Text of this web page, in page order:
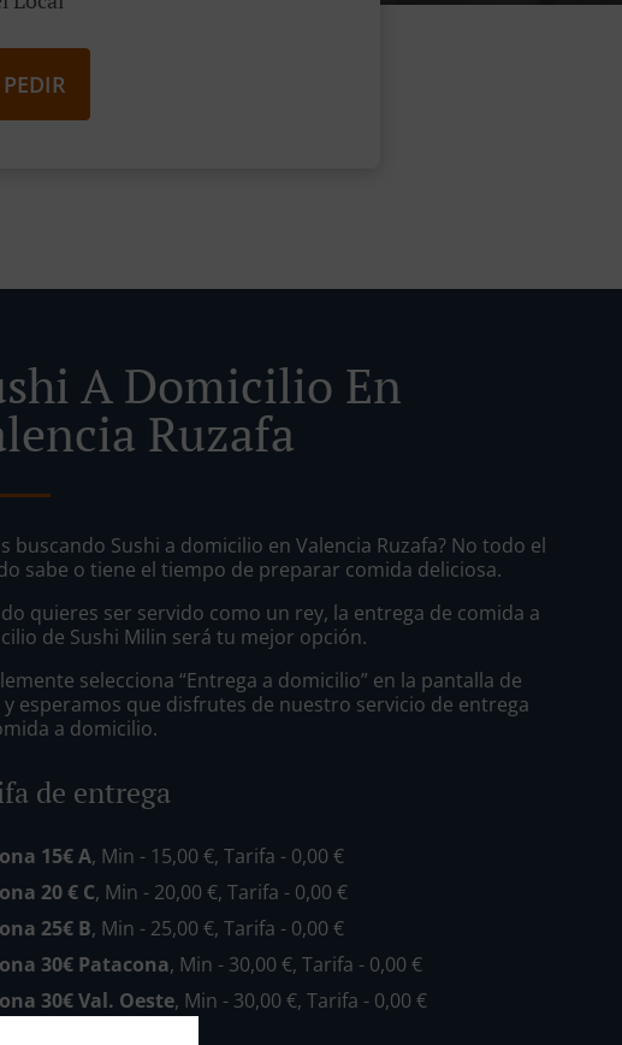
A Domicilio En
Ruzafa
buscando Sushi a domicilio en Valencia Ruzafa? No todo el
sabe o tiene el tiempo de preparar comida deliciosa.
quieres ser servido como un rey, la entrega de comida a
de Sushi Milin será tu mejor opción.
selecciona “Entrega a domicilio” en la pantalla de
y esperamos que disfrutes de nuestro servicio de entrega
a domicilio.
de entrega
15€ A, Min - 15,00 €, Tarifa - 0,00 €
20 € C, Min - 20,00 €, Tarifa - 0,00 €
25€ B, Min - 25,00 €, Tarifa - 0,00 €
30€ Patacona, Min - 30,00 €, Tarifa - 0,00 €
30€ Val. Oeste, Min - 30,00 €, Tarifa - 0,00 €